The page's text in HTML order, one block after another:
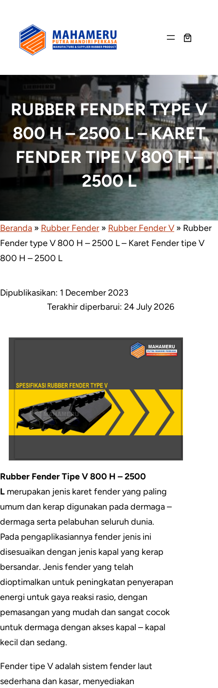
content
RUBBER FENDER TYPE V
800 H – 2500 L – KARET
FENDER TIPE V 800 H –
2500 L
Beranda » Rubber Fender » Rubber Fender V» Rubber
Fender type V 800 H – 2500 L – Karet Fender tipe V
800 H – 2500 L
Dipublikasikan: 1 December 2023
Terakhir diperbarui:24 July 2026
Rubber Fender Tipe V 800 H – 2500
L merupakan jenis karet fender yang paling
umum dan kerap digunakan pada dermaga –
dermaga serta pelabuhan seluruh dunia.
Pada pengaplikasiannya fender jenis ini
disesuaikan dengan jenis kapal yang kerap
bersandar. Jenis fender yang telah
dioptimalkan untuk peningkatan penyerapan
energi untuk gaya reaksi rasio, dengan
pemasangan yang mudah dan sangat cocok
untuk dermaga dengan akses kapal – kapal
kecil dan sedang.
Fender tipe V adalah sistem fender laut
sederhana dan kasar, menyediakan